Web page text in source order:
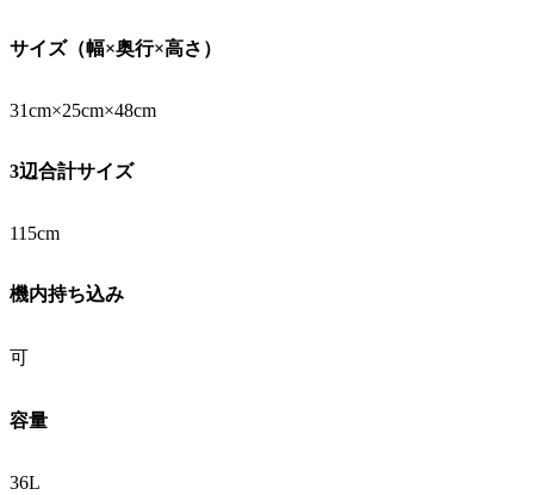
サイズ（幅×奥行×高さ）
31cm×25cm×48cm
3辺合計サイズ
115cm
機内持ち込み
可
容量
36L